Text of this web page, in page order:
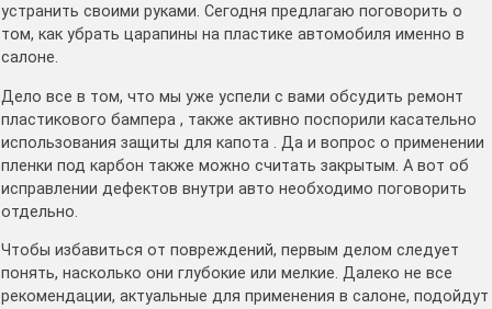
устранить своими руками. Сегодня предлагаю поговорить о
том, как убрать царапины на пластике автомобиля именно в
салоне.
Дело все в том, что мы уже успели с вами обсудить ремонт
пластикового бампера , также активно поспорили касательно
использования защиты для капота . Да и вопрос о применении
пленки под карбон также можно считать закрытым. А вот об
исправлении дефектов внутри авто необходимо поговорить
отдельно.
Чтобы избавиться от повреждений, первым делом следует
понять, насколько они глубокие или мелкие. Далеко не все
рекомендации, актуальные для применения в салоне, подойдут